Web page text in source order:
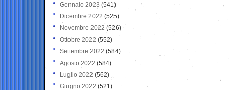
Gennaio 2023 (541)
Dicembre 2022 (525)
Novembre 2022 (526)
Ottobre 2022 (552)
Settembre 2022 (584)
Agosto 2022 (584)
Luglio 2022 (562)
Giugno 2022 (521)